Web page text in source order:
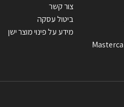
צור קשר
ביטול עסקה
מידע על פינוי מוצר ישן